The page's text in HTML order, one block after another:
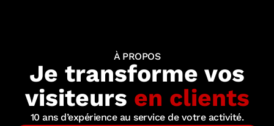
À PROPOS
Je transforme vos
visiteurs en clients
10 ans d’expérience au service de votre activité.